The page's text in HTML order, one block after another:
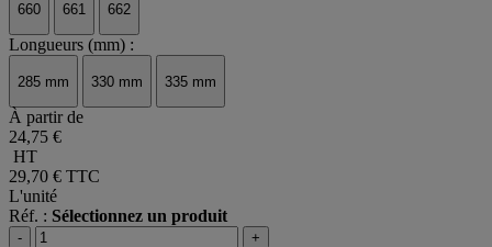
660 661 662
Longueurs (mm) :
285 mm 330 mm 335 mm
À partir de
24,75 €
HT
29,70 € TTC
L'unité
Réf. : Sélectionnez un produit
- +